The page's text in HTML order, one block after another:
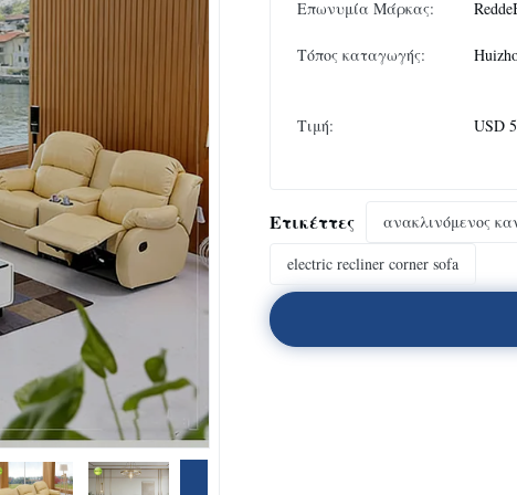
Επωνυμία Μάρκας:
Τόπος καταγωγής:
Τιμή: USD
Ετικέττες ανακλινόμενος
electric recliner corner sofa